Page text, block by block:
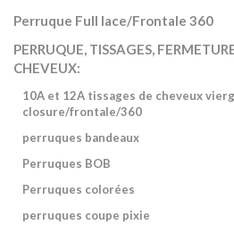
Perruque Full lace/Frontale 360
PERRUQUE, TISSAGES,
CHEVEUX:
10A et 12A tissages de cheveux
closure/frontale/360
perruques bandeaux
Perruques BOB
Perruques colorées
perruques coupe pixie